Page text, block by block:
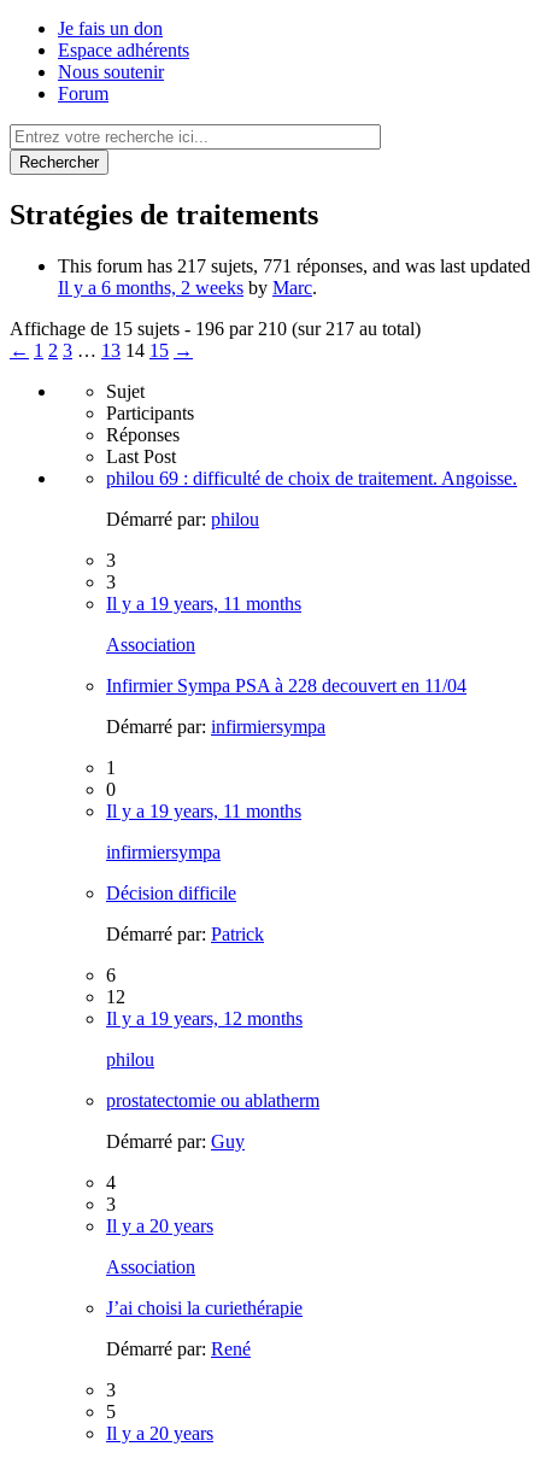
Je fais un don
Espace adhérents
Nous soutenir
Forum
Rechercher
Stratégies de traitements
This forum has 217 sujets, 771 réponses, and was last updated
Il y a 6 months, 2 weeks by Marc.
Affichage de 15 sujets - 196 par 210 (sur 217 au total)
← 1 2 3 … 13 14 15 →
Sujet
Participants
Réponses
Last Post
philou 69 : difficulté de choix de traitement. Angoisse.
Démarré par: philou
3
3
Il y a 19 years, 11 months
Association
Infirmier Sympa PSA à 228 decouvert en 11/04
Démarré par: infirmiersympa
1
0
Il y a 19 years, 11 months
infirmiersympa
Décision difficile
Démarré par: Patrick
6
12
Il y a 19 years, 12 months
philou
prostatectomie ou ablatherm
Démarré par: Guy
4
3
Il y a 20 years
Association
J’ai choisi la curiethérapie
Démarré par: René
3
5
Il y a 20 years